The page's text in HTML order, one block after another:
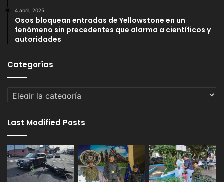
4 abril, 2025
Osos bloquean entradas de Yellowstone en un
fenómeno sin precedentes que alarma a científicos y
autoridades
Categorías
Categorías
Last Modified Posts